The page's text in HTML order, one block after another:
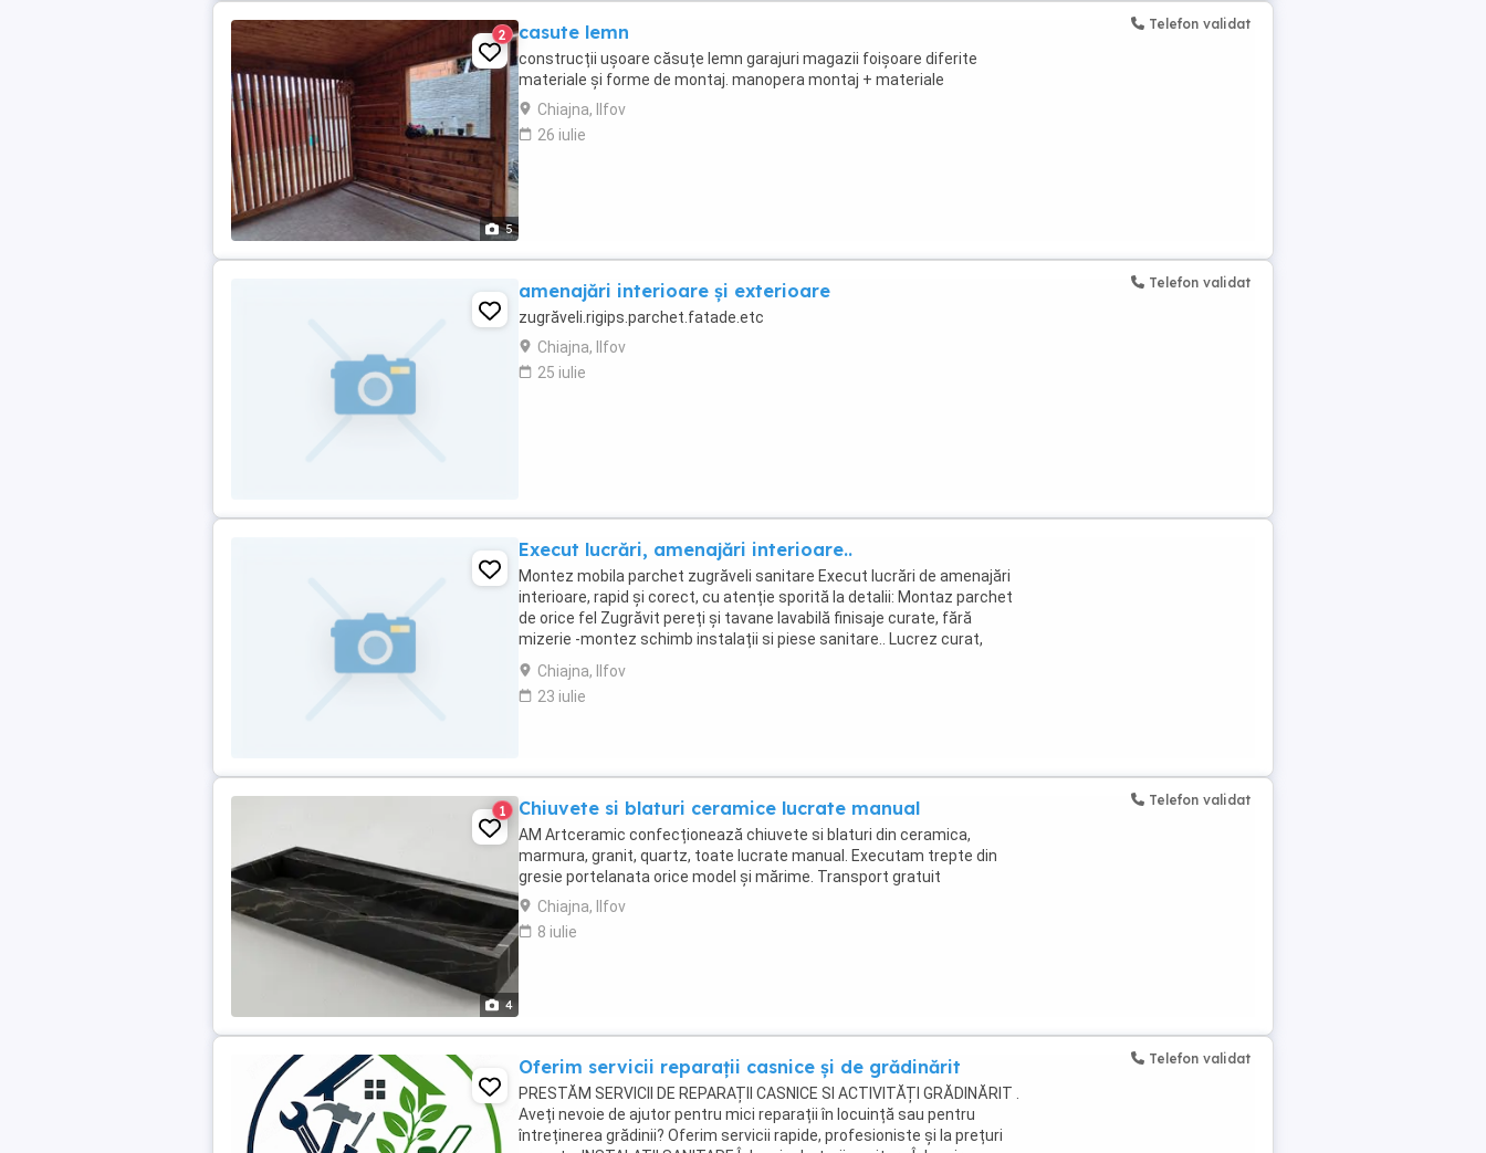
5
2 casute lemn
construcții ușoare căsuțe lemn garajuri magazii foișoare diferite
materiale și forme de montaj. manopera montaj + materiale
Chiajna, Ilfov
26 iulie
Telefon validat
amenajări interioare și exterioare
zugrăveli.rigips.parchet.fatade.etc
Chiajna, Ilfov
25 iulie
Telefon validat
Execut lucrări, amenajări interioare..
Montez mobila parchet zugrăveli sanitare Execut lucrări de amenajări
interioare, rapid și corect, cu atenție sporită la detalii: Montaz parchet
de orice fel Zugrăvit pereți și tavane lavabilă finisaje curate, fără
mizerie -montez schimb instalații si piese sanitare.. Lucrez curat,
serios ...
Chiajna, Ilfov
23 iulie
4
1 Chiuvete si blaturi ceramice lucrate manual
AM Artceramic confecționează chiuvete si blaturi din ceramica,
marmura, granit, quartz, toate lucrate manual. Executam trepte din
gresie portelanata orice model și mărime. Transport gratuit
Chiajna, Ilfov
8 iulie
Telefon validat
Oferim servicii reparații casnice și de grădinărit
PRESTĂM SERVICII DE REPARAȚII CASNICE SI ACTIVITĂȚI GRĂDINĂRIT .
Aveți nevoie de ajutor pentru mici reparații în locuință sau pentru
întreținerea grădinii? Oferim servicii rapide, profesioniste și la prețuri
Telefon validat